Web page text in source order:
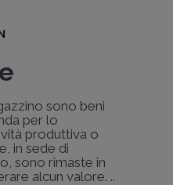
sono beni
per lo
produttiva o
in sede di
sono rimaste in
alcun valore. ..